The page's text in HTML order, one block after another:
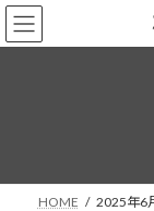
コ
ン
ッ
ナ
ビ
移
HOME 2025年6